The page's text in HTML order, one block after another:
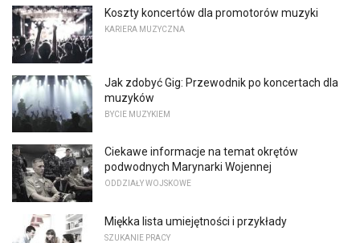
Koszty koncertów dla promotorów muzyki
KARIERA MUZYCZNA
Jak zdobyć Gig: Przewodnik po koncertach dla
muzyków
BYCIE MUZYKIEM
Ciekawe informacje na temat okrętów
podwodnych Marynarki Wojennej
ODDZIAŁY WOJSKOWE
Miękka lista umiejętności i przykłady
SZUKANIE PRACY